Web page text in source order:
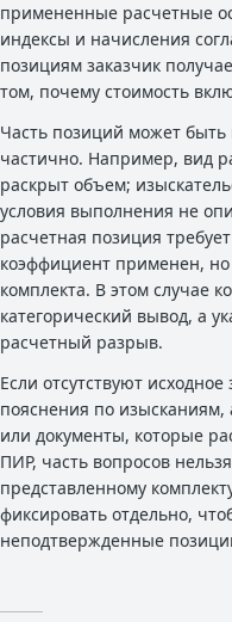
примененные расчетные
индексы и начисления
позициям заказчик
том, почему стоимость
Часть позиций может быть
частично. Например, вид
раскрыт объем;
условия выполнения не
расчетная позиция
коэффициент применен,
комплекта. В этом случае
категорический вывод, а
расчетный разрыв.
Если отсутствуют
пояснения по изысканиям,
или документы, которые
ПИР, часть вопросов
представленному
фиксировать отдельно,
неподтвержденные